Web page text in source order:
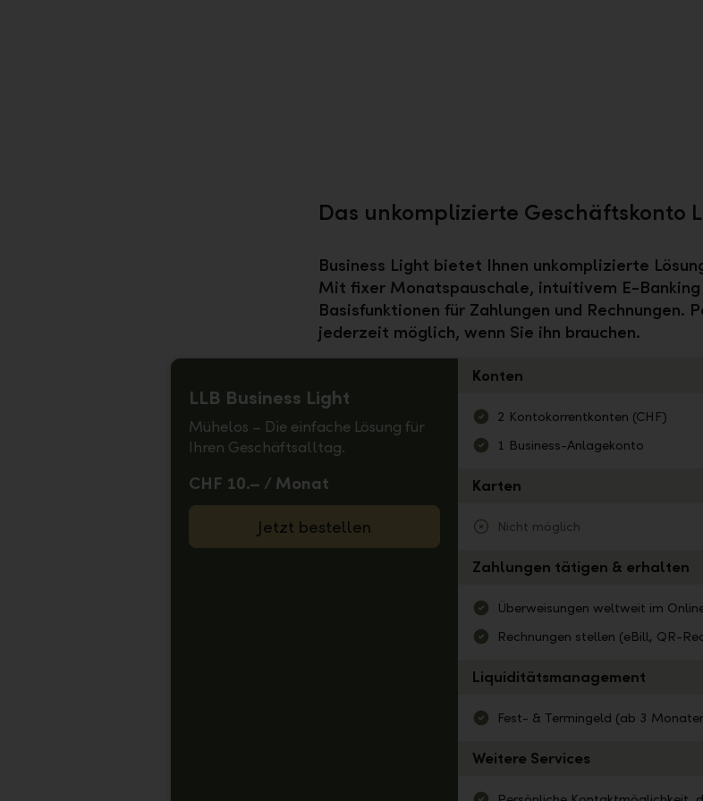
Das unkomplizierte Geschäftskonto
Business Light bietet Ihnen unkomplizierte
Mit fixer Monatspauschale, intuitivem E-
Basisfunktionen für Zahlungen und Rechnungen.
jederzeit möglich, wenn Sie ihn brauchen.
LLB Business Light
Mühelos – Die einfache Lösung für
Ihren Geschäftsalltag.
CHF 10.– / Monat
Jetzt bestellen
Konten
2 Kontokorrentkonten (CHF)
1 Business-Anlagekonto
Karten
Nicht möglich
Zahlungen tätigen & erhalten
Überweisungen weltweit im
Rechnungen stellen (eBill, QR-
Liquiditätsmanagement
Fest- & Termingeld (ab 3
Weitere Services